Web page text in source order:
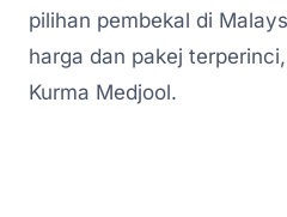
pilihan pembekal di
harga dan pakej
Kurma Medjool.